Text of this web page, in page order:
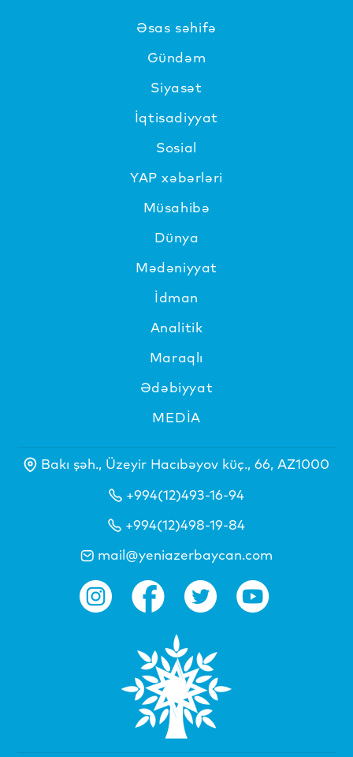
Əsas səhifə
Gündəm
Siyasət
İqtisadiyyat
Sosial
YAP xəbərləri
Müsahibə
Dünya
Mədəniyyat
İdman
Analitik
Maraqlı
Ədəbiyyat
MEDİA
Bakı şəh., Üzeyir Hacıbəyov küç., 66, AZ1000
+994(12)493-16-94
+994(12)498-19-84
mail@yeniazerbaycan.com